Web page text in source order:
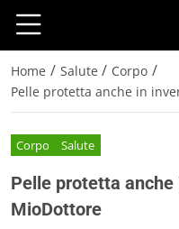
Home / Salute / Corpo /
Pelle protetta anche in
Corpo Salute
Pelle protetta
MioDottore